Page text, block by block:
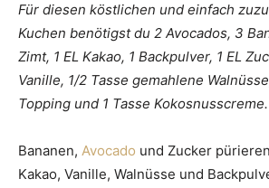
Für diesen köstlichen und einfach
Kuchen benötigst du 2 Avocados, 3
Zimt, 1 EL Kakao, 1 Backpulver, 1 EL
Vanille, 1/2 Tasse gemahlene
Topping und 1 Tasse Kokosnusscreme.
Bananen, Avocado und Zucker
Kakao, Vanille, Walnüsse und